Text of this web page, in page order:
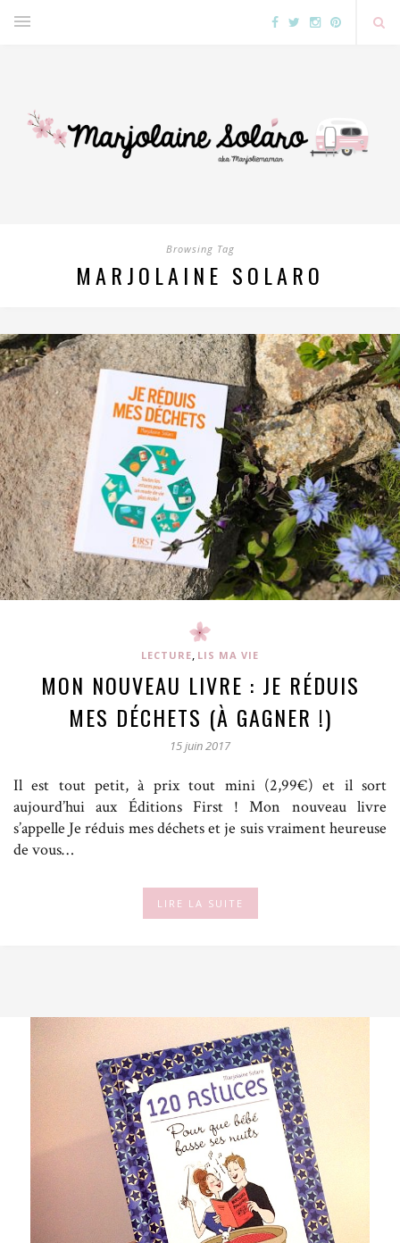
Browsing Tag
MARJOLAINE SOLARO
LECTURE LIS MA VIE
MON NOUVEAU LIVRE : JE RÉDUIS
MES DÉCHETS (À GAGNER !)
15 juin 2017
Il est tout petit, à prix tout mini (2,99€) et il sort
aujourd’hui aux Éditions First ! Mon nouveau livre
s’appelle Je réduis mes déchets et je suis vraiment heureuse
de vous…
LIRE LA SUITE